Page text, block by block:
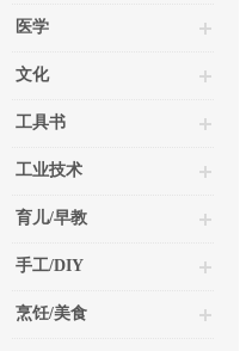
医学
文化
工具书
工业技术
育儿/早教
手工/DIY
烹饪/美食